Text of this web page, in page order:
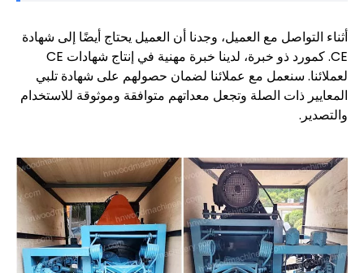
أثناء التواصل مع العميل، وجدنا أن العميل يحتاج أيضًا إلى شهادة
CE. كمورد ذو خبرة، لدينا خبرة مهنية في إنتاج شهادات CE
لعملائنا. سنعمل مع عملائنا لضمان حصولهم على شهادة تلبي
المعايير ذات الصلة وتجعل معداتهم متوافقة وموثوقة للاستخدام
والتصدير.